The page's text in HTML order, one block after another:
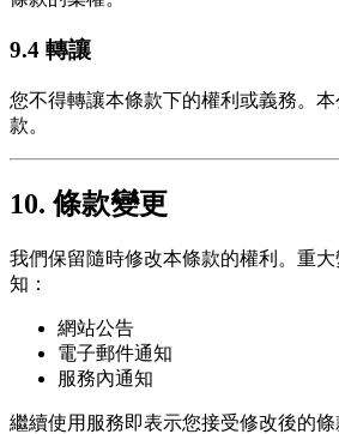
9.4 轉讓
您不得轉讓本條款下的權利或義務。
款。
10. 條款變更
我們保留隨時修改本條款的權利。重
知：
網站公告
電子郵件通知
服務內通知
繼續使用服務即表示您接受修改後的條